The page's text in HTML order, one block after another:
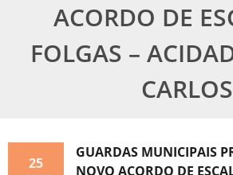
ACORDO DE
FOLGAS –
CARLOS
GUARDAS MUNICIPAIS
NOVO ACORDO DE
25